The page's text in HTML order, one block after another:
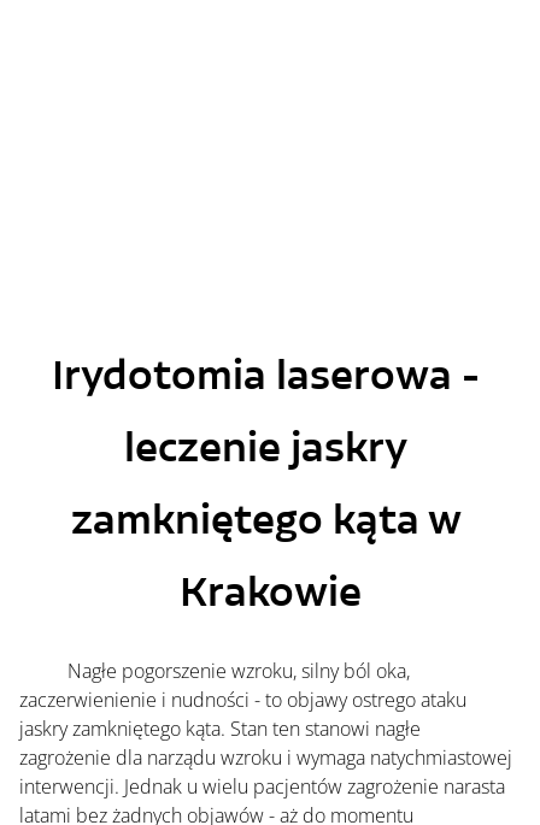
Irydotomia laserowa -
leczenie jaskry
zamkniętego kąta w
Krakowie
zaczerwienienie i nudności - to objawy ostrego ataku
jaskry zamkniętego kąta. Stan ten stanowi nagłe
zagrożenie dla narządu wzroku i wymaga natychmiastowej
interwencji. Jednak u wielu pacjentów zagrożenie narasta
latami bez żadnych objawów - aż do momentu